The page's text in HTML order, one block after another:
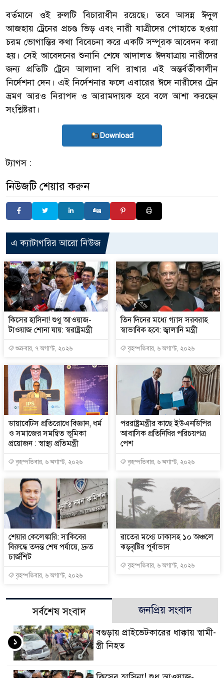
বর্তমানে ওই রুলটি বিচারাধীন রয়েছে। তবে আসন্ন ঈদুল
আজহায় ট্রেনের প্রচণ্ড ভিড় এবং নারী যাত্রীদের পোহাতে হওয়া
চরম ভোগান্তির কথা বিবেচনা করে একটি সম্পূরক আবেদন করা
হয়। সেই আবেদনের শুনানি শেষে আদালত ঈদযাত্রায় নারীদের
জন্য প্রতিটি ট্রেনে আলাদা বগি রাখার এই অন্তর্বর্তীকালীন
নির্দেশনা দেন। এই নির্দেশনার ফলে এবারের ঈদে নারীদের ট্রেন
ভ্রমণ আরও নিরাপদ ও আরামদায়ক হবে বলে আশা করছেন
সংশ্লিষ্টরা।
Download
ট্যাগস :
নিউজটি শেয়ার করুন
এ ক্যাটাগরির আরো নিউজ
কিসের হাসিনা! শুধু আওয়াজ-
টাওয়াজ শোনা যায়: স্বরাষ্ট্রমন্ত্রী
শুক্রবার, ৭ অগাস্ট, ২০২৬
তিন দিনের মধ্যে গ্যাস সরবরাহ
স্বাভাবিক হবে: জ্বালানি মন্ত্রী
বৃহস্পতিবার, ৬ অগাস্ট, ২০২৬
ডায়াবেটিস প্রতিরোধে বিজ্ঞান, ধর্ম
ও সমাজের সমন্বিত ভূমিকা
প্রয়োজন : স্বাস্থ্য প্রতিমন্ত্রী
বৃহস্পতিবার, ৬ অগাস্ট, ২০২৬
পররাষ্ট্রমন্ত্রীর কা‌ছে ইউএনডিপির
আবাসিক প্রতিনিধির পরিচয়পত্র
পেশ
বৃহস্পতিবার, ৬ অগাস্ট, ২০২৬
শেয়ার কেলেঙ্কারি: সাকিবের
বিরুদ্ধে তদন্ত শেষ পর্যায়ে, দ্রুত
চার্জশিট
বৃহস্পতিবার, ৬ অগাস্ট, ২০২৬
রাতের মধ্যে ঢাকাসহ ১০ অঞ্চলে
ঝড়বৃষ্টির পূর্বাভাস
বৃহস্পতিবার, ৬ অগাস্ট, ২০২৬
সর্বশেষ সংবাদ জনপ্রিয় সংবাদ
বগুড়ায় প্রাইভেটকারের ধাক্কায় স্বামী-
স্ত্রী নিহত
১